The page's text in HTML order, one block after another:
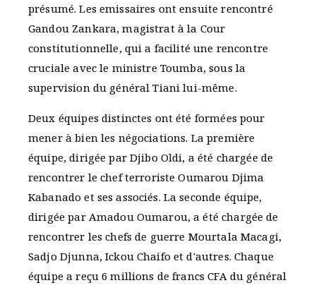
présumé. Les emissaires ont ensuite rencontré
Gandou Zankara, magistrat à la Cour
constitutionnelle, qui a facilité une rencontre
cruciale avec le ministre Toumba, sous la
supervision du général Tiani lui-même.
Deux équipes distinctes ont été formées pour
mener à bien les négociations. La première
équipe, dirigée par Djibo Oldi, a été chargée de
rencontrer le chef terroriste Oumarou Djima
Kabanado et ses associés. La seconde équipe,
dirigée par Amadou Oumarou, a été chargée de
rencontrer les chefs de guerre Mourtala Macagi,
Sadjo Djunna, Ickou Chaifo et d'autres. Chaque
équipe a reçu 6 millions de francs CFA du général